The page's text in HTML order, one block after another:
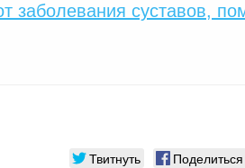
заболевания суставов,
Твитнуть Поделиться